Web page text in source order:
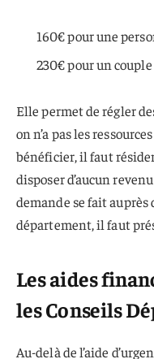
160€ pour une
230€ pour un
Elle permet de régler
on n’a pas les
bénéficier, il faut
disposer d’aucun
demande se fait auprès
département, il faut
Les aides
les Conseils
Au-delà de l’aide